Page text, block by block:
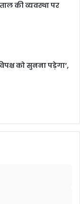
की व्यवस्था पर
को सुनना पड़ेगा’,